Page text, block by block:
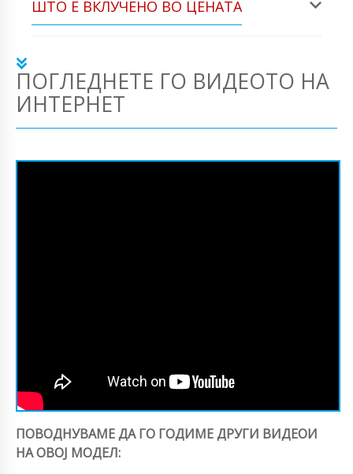
ШТО Е ВКЛУЧЕНО ВО ЦЕНАТА
ПОГЛЕДНЕТЕ ГО ВИДЕОТО НА
ИНТЕРНЕТ
ПОВОДНУВАМЕ ДА ГО ГОДИМЕ ДРУГИ ВИДЕОИ
НА ОВОЈ МОДЕЛ: